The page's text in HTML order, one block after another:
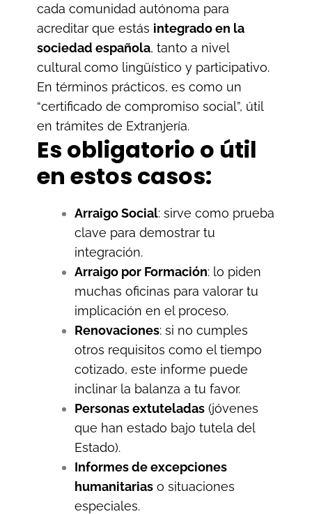
cada comunidad autónoma para
acreditar que estás integrado en la
sociedad española, tanto a nivel
cultural como lingüístico y participativo.
En términos prácticos, es como un
“certificado de compromiso social”, útil
en trámites de Extranjería.
Es obligatorio o útil
en estos casos:
Arraigo Social: sirve como prueba
clave para demostrar tu
integración.
Arraigo por Formación: lo piden
muchas oficinas para valorar tu
implicación en el proceso.
Renovaciones: si no cumples
otros requisitos como el tiempo
cotizado, este informe puede
inclinar la balanza a tu favor.
Personas extuteladas(jóvenes
que han estado bajo tutela del
Estado).
Informes de excepciones
humanitariaso situaciones
especiales.